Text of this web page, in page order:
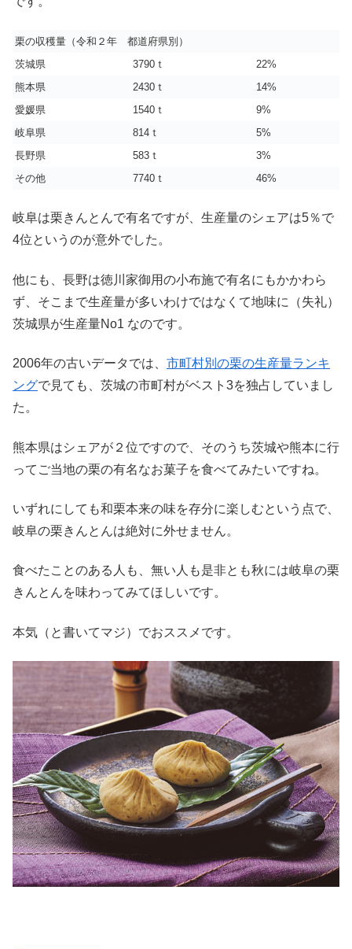
栗の収穫量（令和２年 都道府県別）
茨城県
3790ｔ
22%
熊本県
2430ｔ
14%
愛媛県
1540ｔ
9%
岐阜県
814ｔ
5%
長野県
583ｔ
3%
その他
7740ｔ 46%
岐阜は栗きんとんで有名ですが、生産量のシェアは5％で
4位というのが意外でした。
他にも、長野は徳川家御用の小布施で有名にもかかわら
ず、そこまで生産量が多いわけではなくて地味に（失礼）
茨城県が生産量No1 なのです。
2006年の古いデータでは、 市町村別の栗の生産量ランキ
ングで見ても、茨城の市町村がベスト3を独占していまし
た。
熊本県はシェアが２位ですので、そのうち茨城や熊本に行
ってご当地の栗の有名なお菓子を食べてみたいですね。
いずれにしても和栗本来の味を存分に楽しむという点で、
岐阜の栗きんとんは絶対に外せません。
食べたことのある人も、無い人も是非とも秋には岐阜の栗
きんとんを味わってみてほしいです。
本気（と書いてマジ）でおススメです。